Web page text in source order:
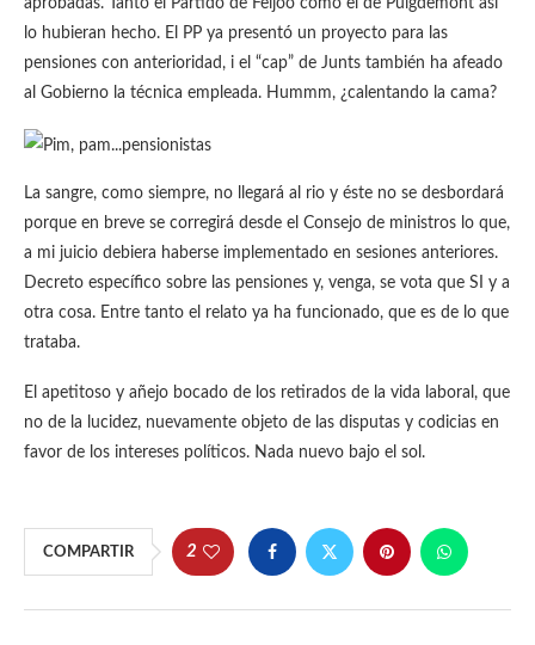
lo hubieran hecho. El PP ya presentó un proyecto para las
pensiones con anterioridad, i el “cap” de Junts también ha afeado
al Gobierno la técnica empleada. Hummm, ¿calentando la cama?
La sangre, como siempre, no llegará al rio y éste no se desbordará
porque en breve se corregirá desde el Consejo de ministros lo que,
a mi juicio debiera haberse implementado en sesiones anteriores.
Decreto específico sobre las pensiones y, venga, se vota que SI y a
otra cosa. Entre tanto el relato ya ha funcionado, que es de lo que
trataba.
El apetitoso y añejo bocado de los retirados de la vida laboral, que
no de la lucidez, nuevamente objeto de las disputas y codicias en
favor de los intereses políticos. Nada nuevo bajo el sol.
COMPARTIR 2